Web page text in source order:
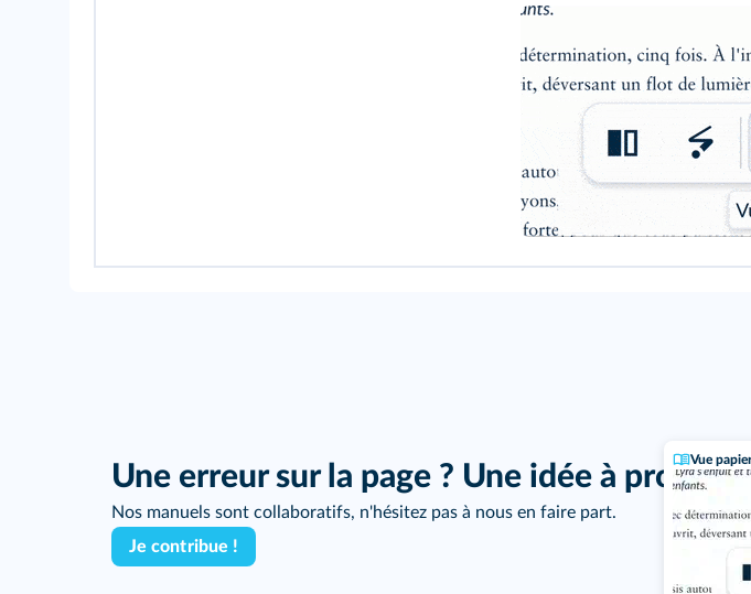
Vue
Une erreur sur la page ? Une idée à
Nos manuels sont collaboratifs, n'hésitez pas à nous en faire part.
Je contribue !